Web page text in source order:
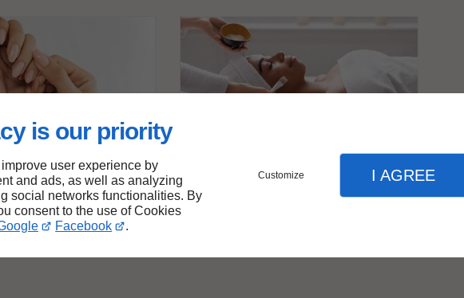
is our priority
user experience by
and ads, as well as analyzing
social networks functionalities. By
consent to the use of Cookies
Facebook .
Customize I AGREE
08/01/2026
: quelle
choisir pour vos
Des contenus pensés pour
vous informer, vous inspirer,